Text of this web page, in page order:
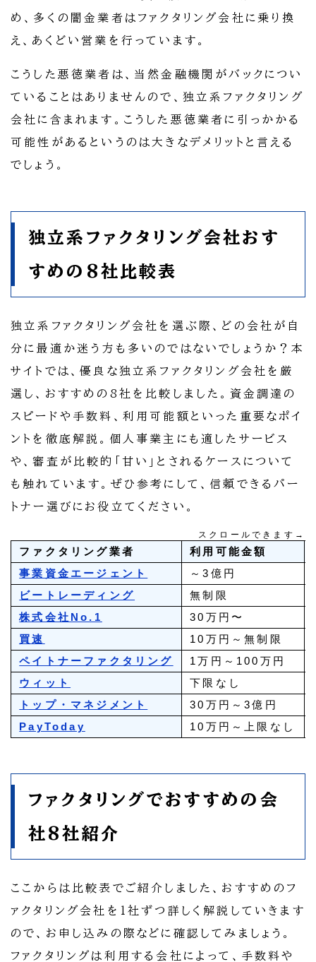
め、多くの闇金業者はファクタリング会社に乗り換
え、あくどい営業を行っています。
こうした悪徳業者は、当然金融機関がバックについ
ていることはありませんので、独立系ファクタリング
会社に含まれます。こうした悪徳業者に引っかかる
可能性があるというのは大きなデメリットと言える
でしょう。
独立系ファクタリング会社おす
すめの8社比較表
独立系ファクタリング会社を選ぶ際、どの会社が自
分に最適か迷う方も多いのではないでしょうか？本
サイトでは、優良な独立系ファクタリング会社を厳
選し、おすすめの8社を比較しました。資金調達の
スピードや手数料、利用可能額といった重要なポイ
ントを徹底解説。個人事業主にも適したサービス
や、審査が比較的「甘い」とされるケースについて
も触れています。ぜひ参考にして、信頼できるパー
トナー選びにお役立てください。
スクロールできます→
ファクタリング業者 利用可能金額
事業資金エージェント
～3億円
ビートレーディング
無制限
株式会社No.1
30万円〜
買速
10万円～無制限
ペイトナーファクタリング
1万円～100万円
ウィット
下限なし
トップ・マネジメント
30万円～3億円
PayToday
10万円～上限なし
ファクタリングでおすすめの会
社8社紹介
ここからは比較表でご紹介しました、おすすめのフ
ァクタリング会社を1社ずつ詳しく解説していきます
ので、お申し込みの際などに確認してみましょう。
ファクタリングは利用する会社によって、手数料や